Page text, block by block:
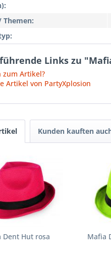
Links zu
zum Artikel?
Artikel von PartyXplosion
Kunden kauften
Dent Hut rosa Mafia